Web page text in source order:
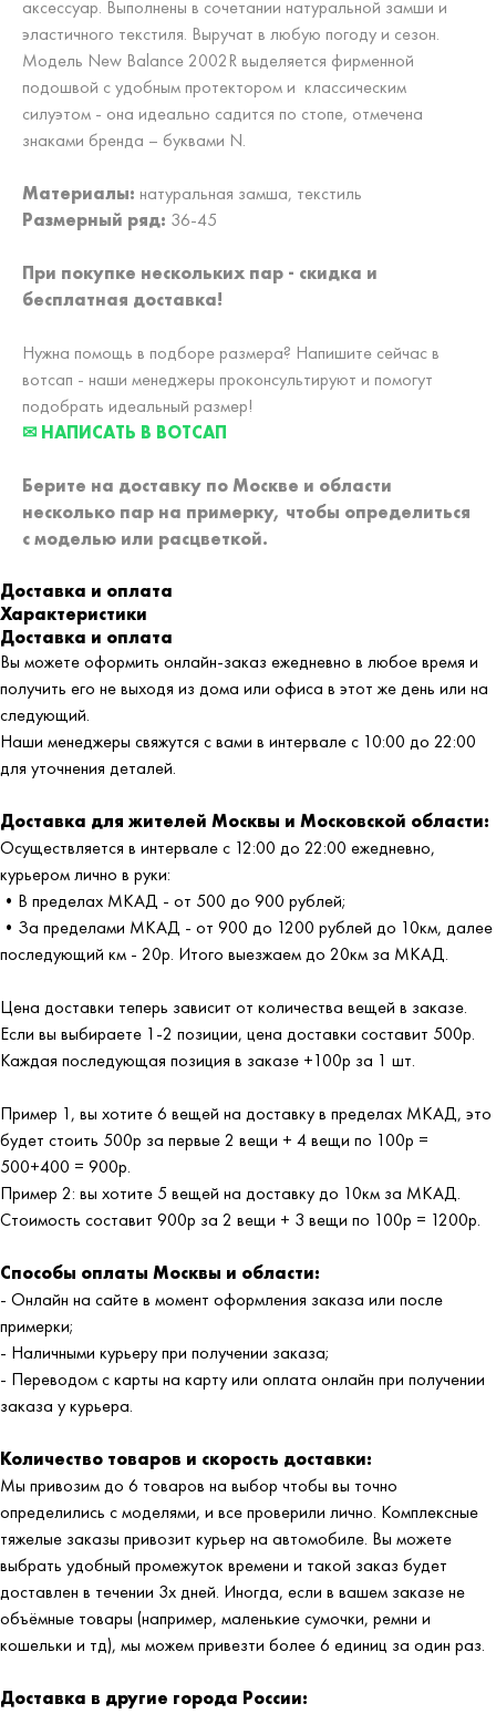
аксессуар. Выполнены в сочетании натуральной замши и
эластичного текстиля. Выручат в любую погоду и сезон.
Модель New Balance 2002R выделяется фирменной
подошвой с удобным протектором и классическим
силуэтом - она идеально садится по стопе, отмечена
знаками бренда – буквами N.
Материалы: натуральная замша, текстиль
Размерный ряд: 36-45
При покупке нескольких пар - скидка и
бесплатная доставка!
Нужна помощь в подборе размера? Напишите сейчас в
вотсап - наши менеджеры проконсультируют и помогут
подобрать идеальный размер!
✉ НАПИСАТЬ В ВОТСАП
Берите на доставку по Москве и области
несколько пар на примерку, чтобы определиться
с моделью или расцветкой.
Доставка и оплата
Характеристики
Доставка и оплата
Вы можете оформить онлайн-заказ ежедневно в любое время и
получить его не выходя из дома или офиса в этот же день или на
следующий.
Наши менеджеры свяжутся с вами в интервале с 10:00 до 22:00
для уточнения деталей.
Доставка для жителей Москвы и Московской области:
Осуществляется в интервале с 12:00 до 22:00 ежедневно,
курьером лично в руки:
•В пределах МКАД - от 500 до 900 рублей;
•За пределами МКАД - от 900 до 1200 рублей до 10км, далее
последующий км - 20р. Итого выезжаем до 20км за МКАД.
Цена доставки теперь зависит от количества вещей в заказе.
Если вы выбираете 1-2 позиции, цена доставки составит 500р.
Каждая последующая позиция в заказе +100р за 1 шт.
Пример 1, вы хотите 6 вещей на доставку в пределах МКАД, это
будет стоить 500р за первые 2 вещи + 4 вещи по 100р =
500+400 = 900р.
Пример 2: вы хотите 5 вещей на доставку до 10км за МКАД.
Стоимость составит 900р за 2 вещи + 3 вещи по 100р = 1200р.
Способы оплаты Москвы и области:
- Онлайн на сайте в момент оформления заказа или после
примерки;
- Наличными курьеру при получении заказа;
- Переводом с карты на карту или оплата онлайн при получении
заказа у курьера.
Количество товаров и скорость доставки:
Мы привозим до 6 товаров на выбор чтобы вы точно
определились с моделями, и все проверили лично. Комплексные
тяжелые заказы привозит курьер на автомобиле. Вы можете
выбрать удобный промежуток времени и такой заказ будет
доставлен в течении 3х дней. Иногда, если в вашем заказе не
объёмные товары (например, маленькие сумочки, ремни и
кошельки и тд), мы можем привезти более 6 единиц за один раз.
Доставка в другие города России: